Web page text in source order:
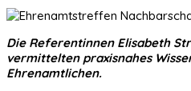
Die Referentinnen Elisabeth
vermittelten praxisnahes
Ehrenamtlichen.